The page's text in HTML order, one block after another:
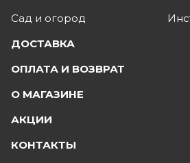
Сад и огород
ДОСТАВКА
ОПЛАТА И ВОЗВРАТ
О МАГАЗИНЕ
АКЦИИ
КОНТАКТЫ